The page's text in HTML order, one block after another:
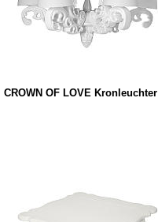
CROWN OF LOVE Kronleuchter